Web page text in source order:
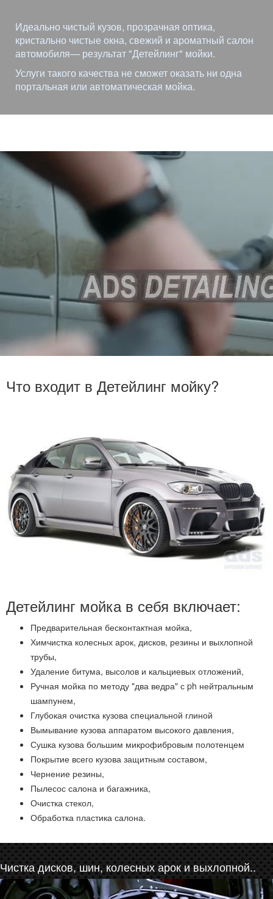
Идеально чистый кузов, прозрачная оптика,
кристально чистые окна, свежий и ароматный салон
автомобиля— результат "Детейлинг" мойки.
Услуги такого качества не сможет оказать ни одна
портальная или автоматическая мойка.
Что входит в Детейлинг мойку?
Детейлинг мойка в себя включает:
Предварительная бесконтактная мойка,
Химчистка колесных арок, дисков, резины и выхлопной
трубы,
Удаление битума, высолов и кальциевых отложений,
Ручная мойка по методу "два ведра" с ph нейтральным
шампунем,
Глубокая очистка кузова специальной глиной
Вымывание кузова аппаратом высокого давления,
Сушка кузова большим микрофибровым полотенцем
Покрытие всего кузова защитным составом,
Чернение резины,
Пылесос салона и багажника,
Очистка стекол,
Обработка пластика салона.
Чистка дисков, шин, колесных арок и выхлопной..